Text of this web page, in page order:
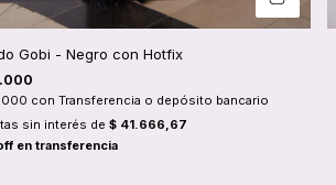
Gobi - Negro con Hotfix
con Transferencia o depósito bancario
sin interés de $ 41.666,67